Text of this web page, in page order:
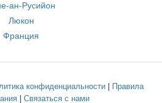
ан-Русийон
Люкон
Франция
конфиденциальности
Правила
Связаться с нами